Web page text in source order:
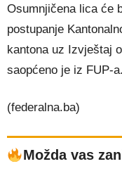
Osumnjičena lica će
postupanje
kantona uz Izvještaj
saopćeno je iz FUP-a.
(federalna.ba)
Možda vas